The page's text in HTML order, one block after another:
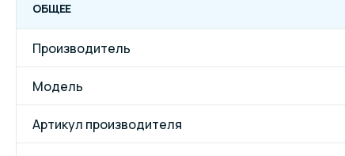
ОБЩЕЕ
Производитель
Модель
Артикул производителя